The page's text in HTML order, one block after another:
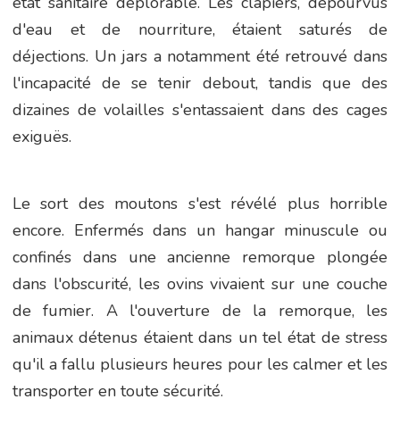
d'eau et de nourriture, étaient saturés de
déjections. Un jars a notamment été retrouvé dans
l'incapacité de se tenir debout, tandis que des
dizaines de volailles s'entassaient dans des cages
exiguës.
Le sort des moutons s'est révélé plus horrible
encore. Enfermés dans un hangar minuscule ou
confinés dans une ancienne remorque plongée
dans l'obscurité, les ovins vivaient sur une couche
de fumier. A l'ouverture de la remorque, les
animaux détenus étaient dans un tel état de stress
qu'il a fallu plusieurs heures pour les calmer et les
transporter en toute sécurité.